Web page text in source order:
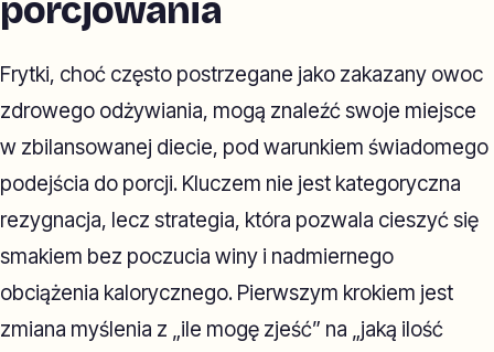
porcjowania
Frytki, choć często postrzegane jako zakazany owoc
zdrowego odżywiania, mogą znaleźć swoje miejsce
w zbilansowanej diecie, pod warunkiem świadomego
podejścia do porcji. Kluczem nie jest kategoryczna
rezygnacja, lecz strategia, która pozwala cieszyć się
smakiem bez poczucia winy i nadmiernego
obciążenia kalorycznego. Pierwszym krokiem jest
zmiana myślenia z „ile mogę zjeść” na „jaką ilość